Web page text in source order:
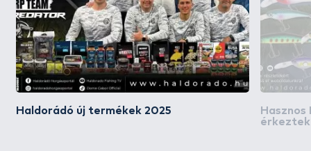
Haldorádó új termékek 2025
érkeztek